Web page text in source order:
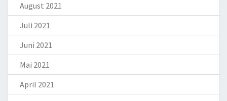
August 2021
Juli 2021
Juni 2021
Mai 2021
April 2021